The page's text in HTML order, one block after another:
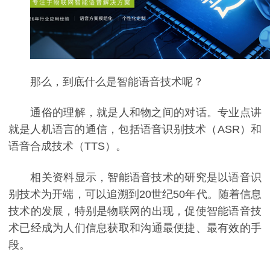
那么，到底什么是智能语音技术呢？
通俗的理解，就是人和物之间的对话。专业点讲
就是人机语言的通信，包括语音识别技术（ASR）和
语音合成技术（TTS）。
相关资料显示，智能语音技术的研究是以语音识
别技术为开端，可以追溯到20世纪50年代。随着信息
技术的发展，特别是物联网的出现，促使智能语音技
术已经成为人们信息获取和沟通最便捷、最有效的手
段。